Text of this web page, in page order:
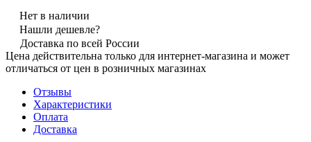
Нет в наличии
Нашли дешевле?
Доставка по всей России
Цена действительна только для интернет-магазина и может
отличаться от цен в розничных магазинах
Отзывы
Характеристики
Оплата
Доставка